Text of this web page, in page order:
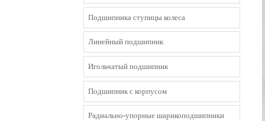
Подшипника ступицы колеса
Линейный подшипник
Игольчатый подшипник
Подшипник с корпусом
Радиально-упорные шарикоподшипники